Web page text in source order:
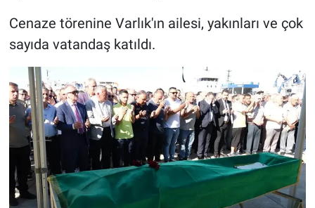
Cenaze törenine Varlık'ın ailesi, yakınları ve çok
sayıda vatandaş katıldı.
MAGAZİN